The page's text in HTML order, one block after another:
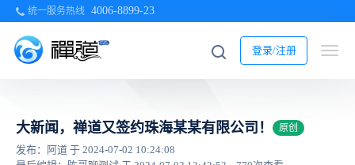
统一服务热线 4006-8899-23
登录/注册
大新闻，禅道又签约珠海某某有限公司！ 原创
发布：阿道 于 2024-07-02 10:24:08